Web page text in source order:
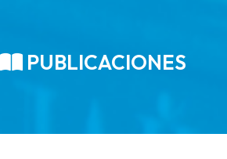
PUBLICACIONES